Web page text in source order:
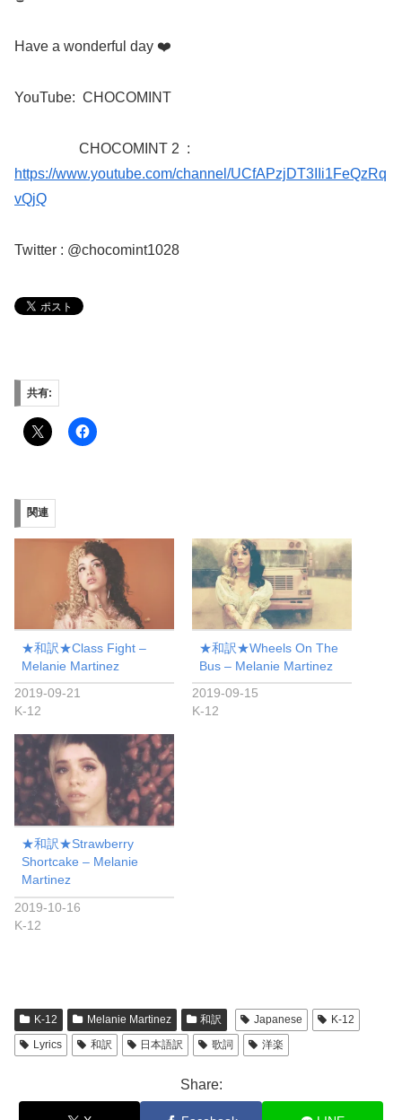
Have a wonderful day ❤️
YouTube: CHOCOMINT
CHOCOMINT 2 :
https://www.youtube.com/channel/UCfAPzjDT3IIi1FeQzRq
vQjQ
Twitter : @chocomint1028
共有:
関連
★和訳★Class Fight –
Melanie Martinez
2019-09-21
K-12
★和訳★Wheels On The
Bus – Melanie Martinez
2019-09-15
K-12
★和訳★Strawberry
Shortcake – Melanie
Martinez
2019-10-16
K-12
K-12 Melanie Martinez 和訳 Japanese
K-12
Lyrics
和訳 日本語訳 歌詞 洋楽
Share: